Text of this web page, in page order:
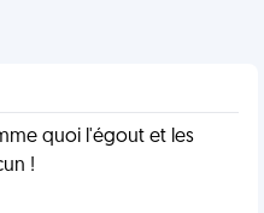
quoi l'égout et les
!